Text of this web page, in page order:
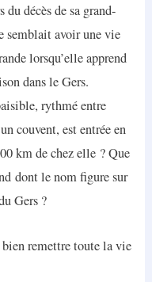
décès de sa grand-
semblait avoir une vie
lorsqu’elle apprend
dans le Gers.
rythmé entre
couvent, est entrée en
km de chez elle ? Que
dont le nom figure sur
Gers ?
remettre toute la vie